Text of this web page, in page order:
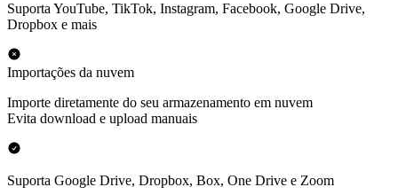
Suporta YouTube, TikTok, Instagram, Facebook, Google Drive,
Dropbox e mais
Importações da nuvem
Importe diretamente do seu armazenamento em nuvem
Evita download e upload manuais
Suporta Google Drive, Dropbox, Box, One Drive e Zoom